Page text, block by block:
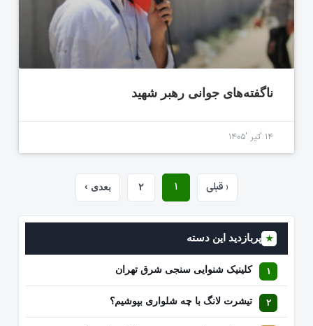
ناگفته‌های جوانی رهبر شهید
۱۴ 'تیر '۱۴۰۵
‹ قبلی ۱ ۲ بعدی ›
★ پربازدید این دسته
کلینیک شنوایی سنجی شرق تهران
تیشرت لانگ با چه شلواری بپوشیم؟